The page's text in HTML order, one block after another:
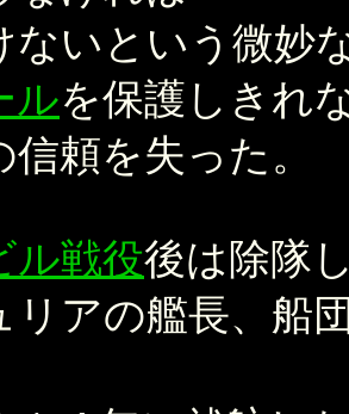
ないという微妙
ルを保護しきれ
信頼を失った。
ル戦役後は除隊
リアの艦長、船